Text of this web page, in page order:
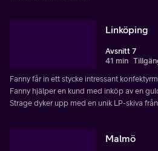
Linköping
Avsnitt 7
41 min
Fanny får in ett stycke intressant
Fanny hjälper en kund med inköp av en
Strage dyker upp med en unik LP-skiva
Malmö